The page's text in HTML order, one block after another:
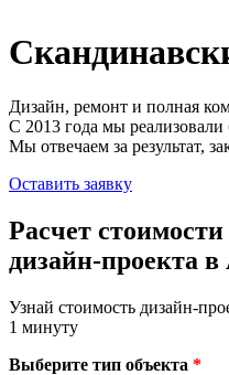
Дизайн, ремонт и полная
С 2013 года мы реализовали
Мы отвечаем за результат,
Оставить заявку
Расчет стоимости
дизайн-проекта
Узнай стоимость дизайн-
1 минуту
Выберите тип объекта *